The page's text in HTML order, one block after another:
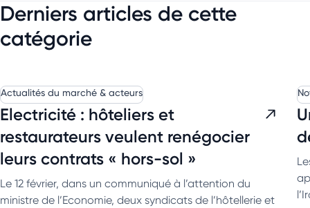
Derniers articles de cette
catégorie
Actualités du marché & acteurs
Electricité : hôteliers et
restaurateurs veulent renégocier
leurs contrats « hors-sol »
Le 12 février, dans un communiqué à l’attention du
ministre de l’Economie, deux syndicats de l’hôtellerie et